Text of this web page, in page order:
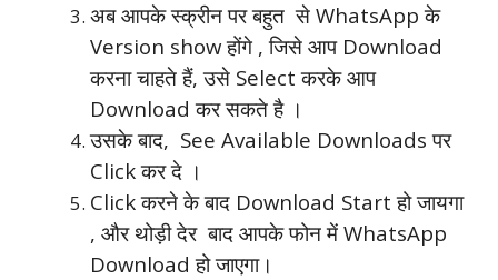
अब आपके स्क्रीन पर बहुत से WhatsApp के
Version show होंगे , जिसे आप Download
करना चाहते हैं, उसे Select करके आप
Download कर सकते है ।
उसके बाद, See Available Downloads पर
Click कर दे ।
Click करने के बाद Download Start हो जायगा
, और थोड़ी देर बाद आपके फोन में WhatsApp
Download हो जाएगा।